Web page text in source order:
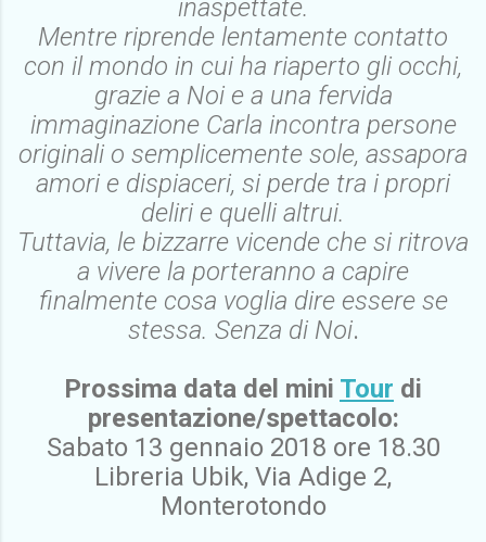
inaspettate.
Mentre riprende lentamente contatto
con il mondo in cui ha riaperto gli occhi,
grazie a Noi e a una fervida
immaginazione Carla incontra persone
originali o semplicemente sole, assapora
amori e dispiaceri, si perde tra i propri
deliri e quelli altrui.
Tuttavia, le bizzarre vicende che si ritrova
a vivere la porteranno a capire
finalmente cosa voglia dire essere se
stessa. Senza di Noi.
Prossima data del mini Tour di
presentazione/spettacolo:
Sabato 13 gennaio 2018 ore 18.30
Libreria Ubik, Via Adige 2,
Monterotondo